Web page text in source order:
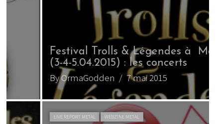
Festival Trolls & Légendes à Mons
(3-4-5.04.2015) : les concerts
By OrmaGodden/ 7 mai 2015
LIVE REPORT METAL WEBZINE METAL